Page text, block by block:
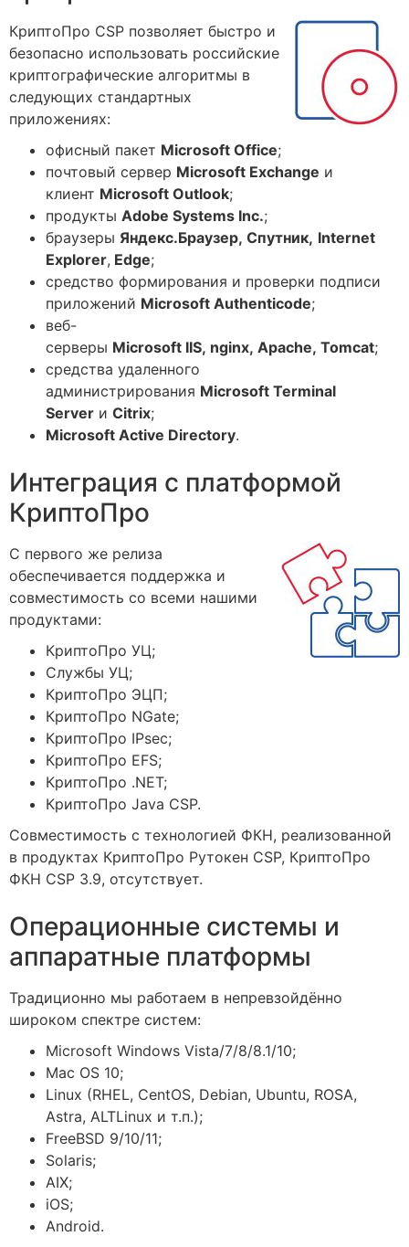
КриптоПро CSP позволяет быстро и
безопасно использовать российские
криптографические алгоритмы в
следующих стандартных
приложениях:
офисный пакет Microsoft Office;
почтовый сервер Microsoft Exchange и
клиент Microsoft Outlook;
продукты Adobe Systems Inc.;
браузеры Яндекс.Браузер, Спутник, Internet
Explorer, Edge;
средство формирования и проверки подписи
приложений Microsoft Authenticode;
веб-
серверы Microsoft IIS, nginx, Apache, Tomcat;
средства удаленного
администрирования Microsoft Terminal
Server и Citrix;
Microsoft Active Directory.
Интеграция с платформой
КриптоПро
С первого же релиза
обеспечивается поддержка и
совместимость со всеми нашими
продуктами:
КриптоПро УЦ;
Службы УЦ;
КриптоПро ЭЦП;
КриптоПро NGate;
КриптоПро IPsec;
КриптоПро EFS;
КриптоПро .NET;
КриптоПро Java CSP.
Совместимость с технологией ФКН, реализованной
в продуктах КриптоПро Рутокен CSP, КриптоПро
ФКН CSP 3.9, отсутствует.
Операционные системы и
аппаратные платформы
Традиционно мы работаем в непревзойдённо
широком спектре систем:
Microsoft Windows Vista/7/8/8.1/10;
Mac OS 10;
Linux (RHEL, CentOS, Debian, Ubuntu, ROSA,
Astra, ALTLinux и т.п.);
FreeBSD 9/10/11;
Solaris;
AIX;
iOS;
Android.